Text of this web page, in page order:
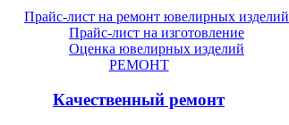
Прайс-лист на ремонт ювелирных изделий
Прайс-лист на изготовление
Оценка ювелирных изделий
РЕМОНТ
Качественный ремонт